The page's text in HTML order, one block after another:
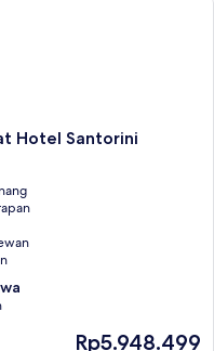
Hotel Santorini
Harga
Rp5.948.499